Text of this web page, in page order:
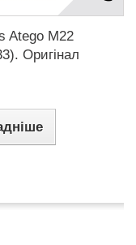
Atego M22
Оригінал